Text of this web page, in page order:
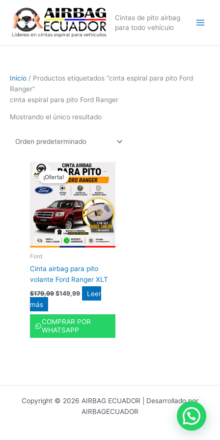
contenido
Cintas de pito airbag
para todo vehículo
Inicio / Productos etiquetados “cinta espiral para pito Ford
Ranger”
cinta espiral para pito Ford Ranger
Mostrando el único resultado
¡Oferta!
Ford
Cinta airbag para pito
volante Ford Ranger XLT
$179,99
precio
original
era:
$179,99.
$149,99
El
precio
actual
es:
$149,99.
Leer
más
COMPRAR POR
WHATSAPP
Copyright © 2026 AIRBAG ECUADOR | Desarrollado por
AIRBAGECUADOR